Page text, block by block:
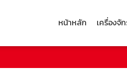
หน้าหลัก เครื่องจั